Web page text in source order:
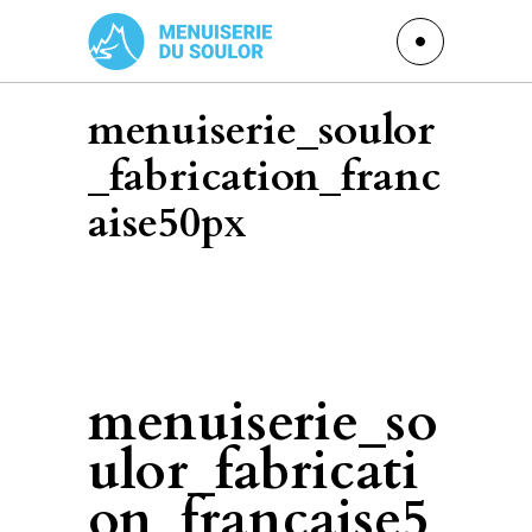
menuiserie_soulor
_fabrication_franc
aise50px
menuiserie_so
ulor_fabricati